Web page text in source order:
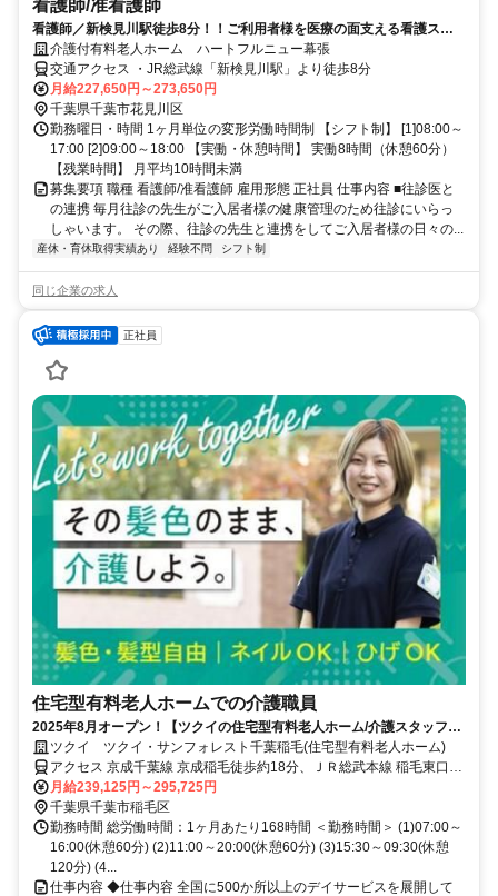
看護師/准看護師
看護師／新検見川駅徒歩8分！！ご利用者様を医療の面支える看護スタ
ッフを募集中です！
介護付有料老人ホーム ハートフルニュー幕張
交通アクセス ・JR総武線「新検見川駅」より徒歩8分
月給227,650円～273,650円
千葉県千葉市花見川区
勤務曜日・時間 1ヶ月単位の変形労働時間制 【シフト制】 [1]08:00～
17:00 [2]09:00～18:00 【実働・休憩時間】 実働8時間（休憩60分）
【残業時間】 月平均10時間未満
募集要項 職種 看護師/准看護師 雇用形態 正社員 仕事内容 ■往診医と
の連携 毎月往診の先生がご入居者様の健康管理のため往診にいらっ
しゃいます。 その際、往診の先生と連携をしてご入居者様の日々の...
産休・育休取得実績あり 経験不問 シフト制
同じ企業の求人
正社員
住宅型有料老人ホームでの介護職員
2025年8月オープン！【ツクイの住宅型有料老人ホーム/介護スタッフ求
人】ツクイ ツクイ・サンフォレスト千葉稲毛(住宅型有料老人ホーム)
アクセス 京成千葉線 京成稲毛徒歩約18分、ＪＲ総武本線 稲毛東口徒
歩約21分、ＪＲ総武本線 新検見川北口徒歩約19分 ・JR総武線/中央･
総武線「稲毛駅」から平和交通バス乗車、「稲毛スカイマンション」
下車徒歩約2分
月給239,125円～295,725円
千葉県千葉市稲毛区
勤務時間 総労働時間：1ヶ月あたり168時間 ＜勤務時間＞ (1)07:00～
16:00(休憩60分) (2)11:00～20:00(休憩60分) (3)15:30～09:30(休憩
120分) (4...
仕事内容 ◆仕事内容 全国に500か所以上のデイサービスを展開して